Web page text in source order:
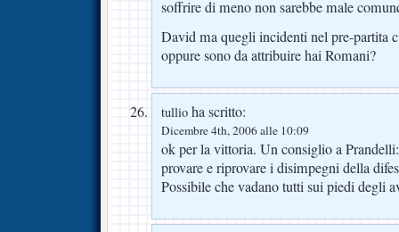
soffrire di meno non sarebbe male
David ma quegli incidenti nel pre-partita
oppure sono da attribuire hai Romani?
tullio ha scritto:
Dicembre 4th, 2006 alle 10:09
ok per la vittoria. Un consiglio a
provare e riprovare i disimpegni della
Possibile che vadano tutti sui piedi degli